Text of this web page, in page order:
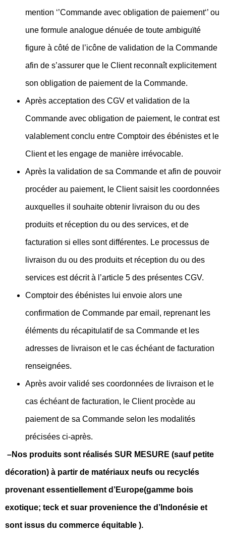
mention ‘’Commande avec obligation de paiement‘’ ou
une formule analogue dénuée de toute ambiguïté
figure à côté de l’icône de validation de la Commande
afin de s’assurer que le Client reconnaît explicitement
son obligation de paiement de la Commande.
Après acceptation des CGV et validation de la
Commande avec obligation de paiement, le contrat est
valablement conclu entre Comptoir des ébénistes et le
Client et les engage de manière irrévocable.
Après la validation de sa Commande et afin de pouvoir
procéder au paiement, le Client saisit les coordonnées
auxquelles il souhaite obtenir livraison du ou des
produits et réception du ou des services, et de
facturation si elles sont différentes. Le processus de
livraison du ou des produits et réception du ou des
services est décrit à l’article 5 des présentes CGV.
Comptoir des ébénistes lui envoie alors une
confirmation de Commande par email, reprenant les
éléments du récapitulatif de sa Commande et les
adresses de livraison et le cas échéant de facturation
renseignées.
Après avoir validé ses coordonnées de livraison et le
cas échéant de facturation, le Client procède au
paiement de sa Commande selon les modalités
précisées ci-après.
–Nos produits sont réalisés SUR MESURE (sauf petite
décoration) à partir de matériaux neufs ou recyclés
provenant essentiellement d’Europe(gamme bois
exotique; teck et suar provenience the d’Indonésie et
sont issus du commerce équitable ).